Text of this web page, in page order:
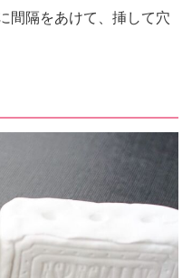
間隔をあけて、挿して穴